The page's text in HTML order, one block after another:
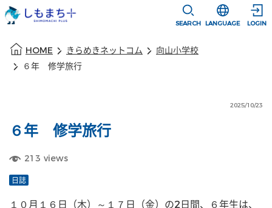
SEARCH
選択すると言
LANGUAGE LOGIN
HOME きらめきネットコム
向山小学校
６年 修学旅行
2025/10/23
６年 修学旅行
213 views
日誌
１０月１６日（木）～１７日（金）の2日間、６年生は、